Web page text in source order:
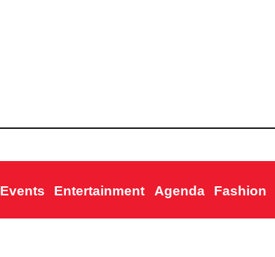
Events Entertainment Agenda Fashion